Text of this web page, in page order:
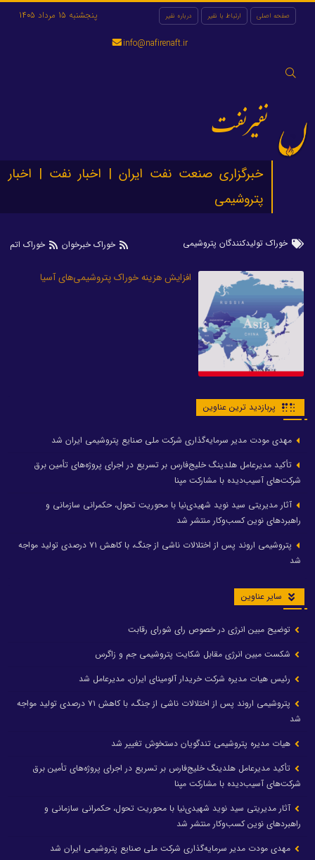
صفحه اصلی ارتباط با نفیر درباره نفیر
جستجو
پنجشنبه 15 مرداد 1405
info@nafirenaft.ir
نفیرنفت
خبرگزاری صنعت نفت ایران | اخبار نفت | اخبار
پتروشیمی
خوراک تولیدکنندگان پتروشیمی خوراک خبرخوان خوراک اتم
افزایش هزینه‌ خوراک پتروشیمی‌های آسیا
پربازدید ترین عناوین
مهدی مودت مدیر سرمایه‌گذاری شرکت ملی صنایع پتروشیمی ایران شد
تأکید مدیرعامل هلدینگ خلیج‌فارس بر تسریع در اجرای پروژه‌های تأمین برق
شرکت‌های آسیب‌دیده با مشارکت مپنا
آثار مدیریتی سید نوید شهیدی‌نیا با محوریت تحول، حکمرانی سازمانی و
راهبردهای نوین کسب‌وکار منتشر شد
پتروشیمی اروند پس از اختلالات ناشی از جنگ، با کاهش ۷۱ درصدی تولید مواجه
شد
سایر عناوین
توضیح مبین انرژی در خصوص رای شورای رقابت
شکست مبین انرژی مقابل شکایت پتروشیمی جم و زاگرس
رئیس هیات مدیره شرکت خریدار آلومینای ایران، مدیرعامل شد
پتروشیمی اروند پس از اختلالات ناشی از جنگ، با کاهش ۷۱ درصدی تولید مواجه
شد
هیات مدیره پتروشیمی تندگویان دستخوش تغییر شد
تأکید مدیرعامل هلدینگ خلیج‌فارس بر تسریع در اجرای پروژه‌های تأمین برق
شرکت‌های آسیب‌دیده با مشارکت مپنا
آثار مدیریتی سید نوید شهیدی‌نیا با محوریت تحول، حکمرانی سازمانی و
راهبردهای نوین کسب‌وکار منتشر شد
مهدی مودت مدیر سرمایه‌گذاری شرکت ملی صنایع پتروشیمی ایران شد